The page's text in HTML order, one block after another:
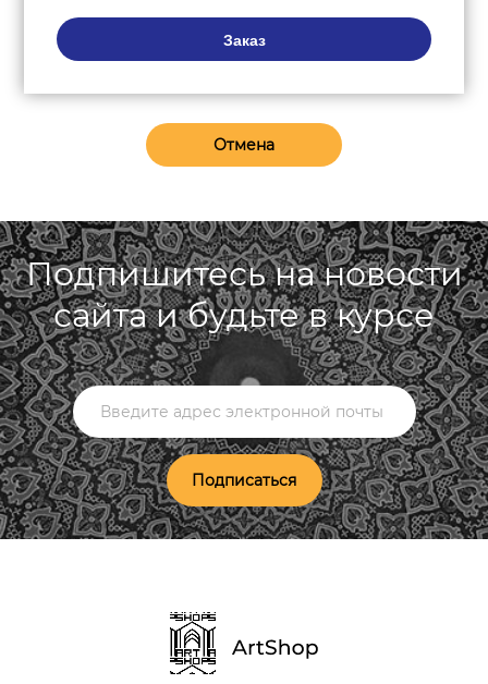
Заказ
Отмена
Подпишитесь на новости
сайта и будьте в курсе
Подписаться